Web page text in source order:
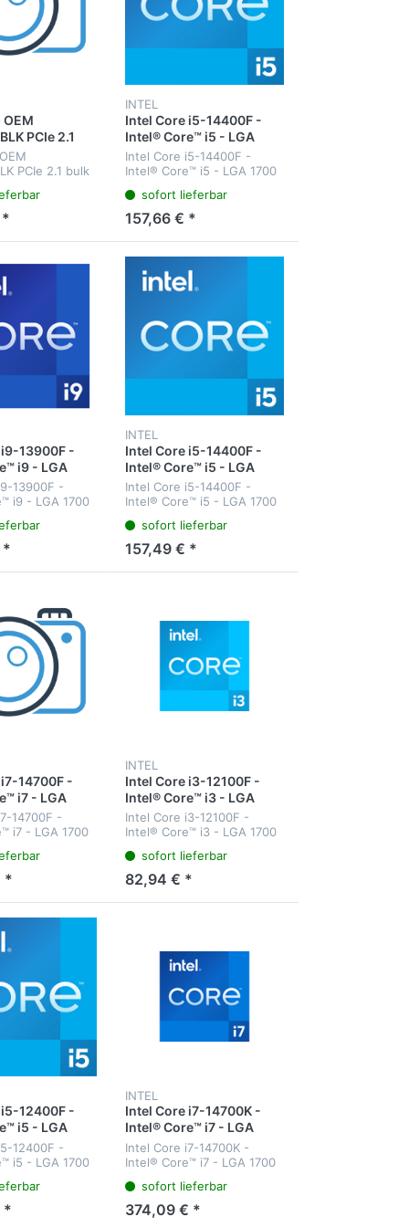
PCIe 2.1
PCIe 2.1 bulk
Mbps -
*
INTEL
Intel Core i5-14400F -
Intel® Core™ i5 - LGA
1700 - Intel - i5-14400F -
64-Bit - Intel Core i5-
Intel Core i5-14400F -
Intel® Core™ i5 - LGA 1700
- Intel Core i5-14xxx -
processor 14400F (20M
Cache - up to 4.70 GHz)
FC-LGA16...
sofort lieferbar
157,66 € *
13900F -
i9 - LGA
- i9-13900F -
Core™ i9
13900F -
i9 - LGA 1700
i9
der 13.
- Prozessor (36
bi...
*
INTEL
Intel Core i5-14400F -
Intel® Core™ i5 - LGA
1700 - Intel - i5-14400F -
64-Bit - Intel Core i5-
Intel Core i5-14400F -
Intel® Core™ i5 - LGA 1700
- Intel Core i5-14xxx -
processor 14400F (20M
Cache - up to 4.70 GHz)
FC-LGA16...
sofort lieferbar
157,49 € *
14700F -
i7 - LGA
- i7-14700F -
Core i7-
14700F -
i7 - LGA 1700
14xxx - Boxed
i7 processor
Cache - up...
*
INTEL
Intel Core i3-12100F -
Intel® Core™ i3 - LGA
1700 - Intel - i3-12100F -
64-Bit - Intel® Core™ i3
Generation
Intel Core i3-12100F -
Intel® Core™ i3 - LGA 1700
Intel® Core™ i3
Prozessoren der 12.
Generation - Prozessor (12
MB Cache - bi...
sofort lieferbar
82,94 € *
12400F -
i5 - LGA
- i5-12400F -
Core™ i5
12400F -
i5 - LGA 1700
i5
der 12.
- i5-12400
*
INTEL
Intel Core i7-14700K -
Intel® Core™ i7 - LGA
1700 - Intel - i7-14700K -
64-Bit - Intel Core i7-
Intel Core i7-14700K -
Intel® Core™ i7 - LGA 1700
Intel Core i7-14xxx - Boxed
Intel® Core™ i7 processor
14700K (33M Cache - up...
sofort lieferbar
374,09 € *